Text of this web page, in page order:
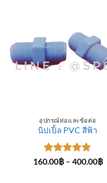
อุปกรณ์ท่อและข้อต่อ
นิปเปิ้ล PVC สีฟ้า
ให้คะแนน
160.00฿ – 400.00฿